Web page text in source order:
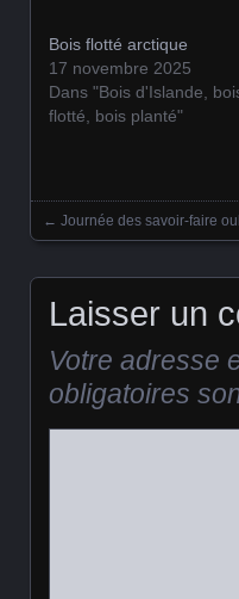
Bois flotté arctique
17 novembre 2025
Dans "Bois d'Islande,
flotté, bois planté"
Posts
← Journée des savoir-faire
Laisser un
Votre adresse
obligatoires